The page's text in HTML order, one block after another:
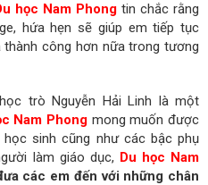
học Nam Phong tin chắc rằng
hứa hẹn sẽ giúp em tiếp tục
công hơn nữa trong tương
trò Nguyễn Hải Linh là một
Nam Phongmong muốn được
sinh cũng như các bậc phụ
làm giáo dục, Du học Nam
các em đến với những chân